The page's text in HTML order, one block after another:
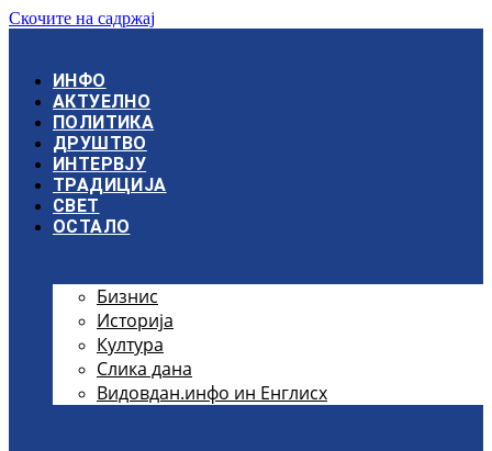
Скочите на садржај
ИНФО
АКТУЕЛНО
ПОЛИТИКА
ДРУШТВО
ИНТЕРВЈУ
ТРАДИЦИЈА
СВЕТ
ОСТАЛО
Бизнис
Историја
Култура
Слика дана
Видовдан.инфо ин Енглисх